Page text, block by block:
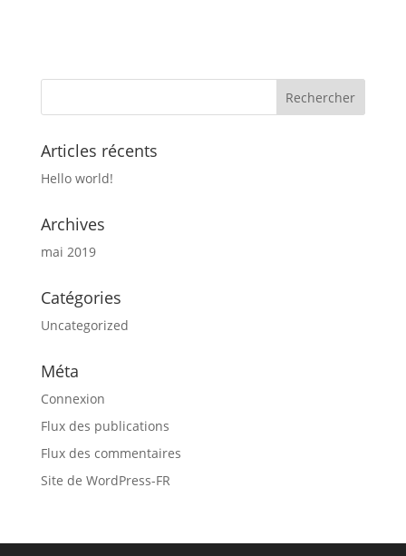
Articles récents
Hello world!
Archives
mai 2019
Catégories
Uncategorized
Méta
Connexion
Flux des publications
Flux des commentaires
Site de WordPress-FR